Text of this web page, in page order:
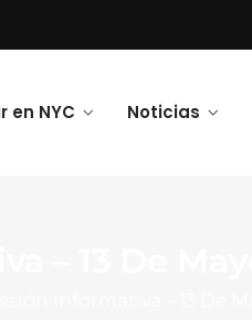
en NYC Noticias